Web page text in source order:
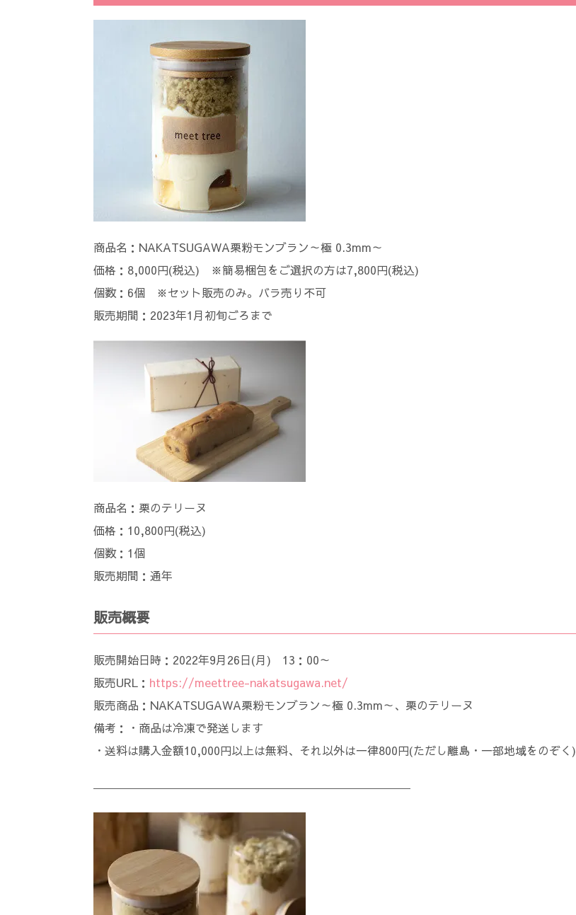
商品名：NAKATSUGAWA栗粉モンブラン～極 0.3mm～
価格：8,000円(税込) ※簡易梱包をご選択の方は7,800円(税込)
個数：6個 ※セット販売のみ。バラ売り不可
販売期間：2023年1月初旬ごろまで
商品名：栗のテリーヌ
価格：10,800円(税込)
個数：1個
販売期間：通年
販売概要
販売開始日時：2022年9月26日(月) 13：00～
販売URL： https://meettree-nakatsugawa.net/
販売商品：NAKATSUGAWA栗粉モンブラン～極 0.3mm～、栗のテリーヌ
備考：・商品は冷凍で発送します
・送料は購入金額10,000円以上は無料、それ以外は一律800円(ただし離島・一部地域をのぞく)
――――――――――――――――――――――――――――